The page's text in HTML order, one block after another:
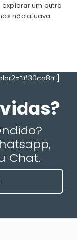
explorar um outro
não atuava.
Chat.